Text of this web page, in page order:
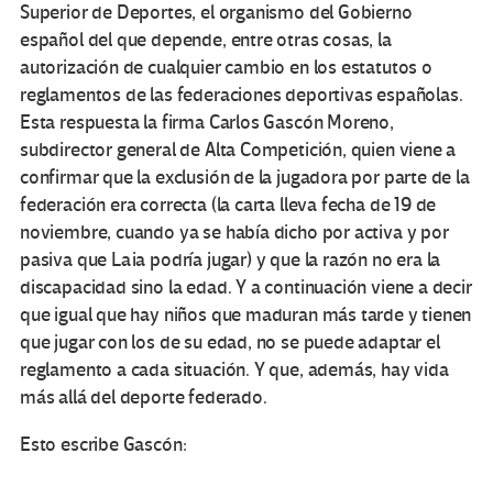
Superior de Deportes, el organismo del Gobierno
español del que depende, entre otras cosas, la
autorización de cualquier cambio en los estatutos o
reglamentos de las federaciones deportivas españolas.
Esta respuesta la firma Carlos Gascón Moreno,
subdirector general de Alta Competición, quien viene a
confirmar que la exclusión de la jugadora por parte de la
federación era correcta (la carta lleva fecha de 19 de
noviembre, cuando ya se había dicho por activa y por
pasiva que Laia podría jugar) y que la razón no era la
discapacidad sino la edad. Y a continuación viene a decir
que igual que hay niños que maduran más tarde y tienen
que jugar con los de su edad, no se puede adaptar el
reglamento a cada situación. Y que, además, hay vida
más allá del deporte federado.
Esto escribe Gascón: